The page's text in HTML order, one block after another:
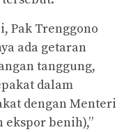
Pak Trenggono
ada getaran
tanggung,
dalam
dengan Menteri
benih),”